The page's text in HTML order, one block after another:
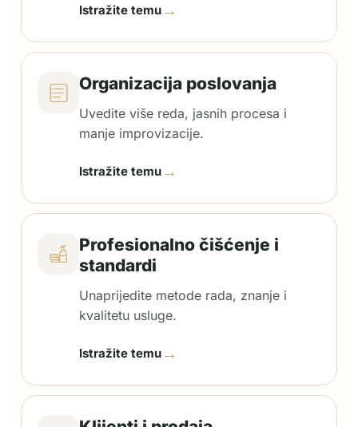
Istražite temu →
Organizacija poslovanja
Uvedite više reda, jasnih procesa i
manje improvizacije.
Istražite temu →
Profesionalno čišćenje i
standardi
Unaprijedite metode rada, znanje i
kvalitetu usluge.
Istražite temu →